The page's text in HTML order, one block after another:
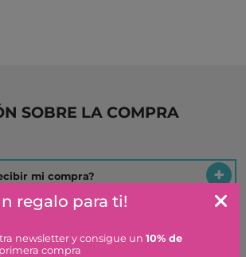
SOBRE LA COMPRA
mi compra?
regalo para ti!
newsletter y consigue un 10% de
compra